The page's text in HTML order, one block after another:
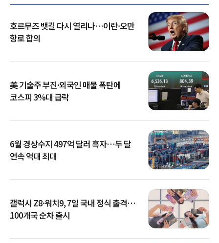
호르무즈 뱃길 다시 열리나…이란·오만
항로 합의
美 기술주 부진·외국인 매물 폭탄에
코스피 3%대 급락
6월 경상수지 497억 달러 흑자…두 달
연속 역대 최대
갤럭시 Z8·워치9, 7일 국내 정식 출격…
100개국 순차 출시